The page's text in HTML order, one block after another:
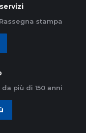
stampa
più di 150 anni